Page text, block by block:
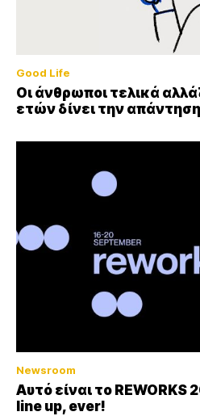
Good Life
Οι άνθρωποι τελικά
ετών δίνει την απάντηση
Newsroom
Αυτό είναι το REWORKS
line up, ever!